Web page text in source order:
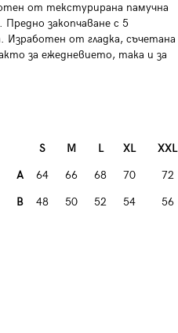
от текстурирана памучна
Предно закопчаване с 5
Изработен от гладка, съчетана
за ежедневието, така и за
S M L XL
XXL
A
64 66 68 70
72
B
48 50 52 54 56